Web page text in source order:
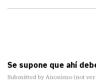
Se supone que ahí
Submitted by Anonimo (not